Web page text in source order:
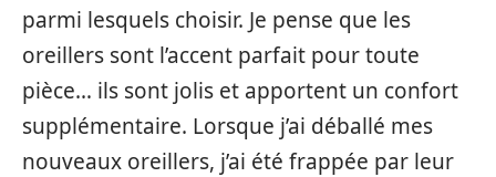
parmi lesquels choisir. Je pense que les
oreillers sont l’accent parfait pour toute
pièce… ils sont jolis et apportent un confort
supplémentaire. Lorsque j’ai déballé mes
nouveaux oreillers, j’ai été frappée par leur